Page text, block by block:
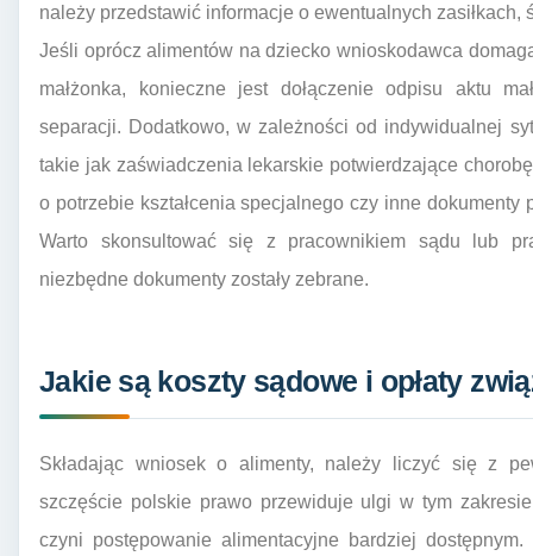
należy przedstawić informacje o ewentualnych
Jeśli oprócz alimentów na dziecko wnioskodawca
małżonka, konieczne jest dołączenie odpisu aktu
separacji. Dodatkowo, w zależności od indywidualnej
takie jak zaświadczenia lekarskie potwierdzające
o potrzebie kształcenia specjalnego czy inne
Warto skonsultować się z pracownikiem sądu lub
niezbędne dokumenty zostały zebrane.
Jakie są koszty sądowe i opłaty
Składając wniosek o alimenty, należy liczyć się z
szczęście polskie prawo przewiduje ulgi w tym
czyni postępowanie alimentacyjne bardziej